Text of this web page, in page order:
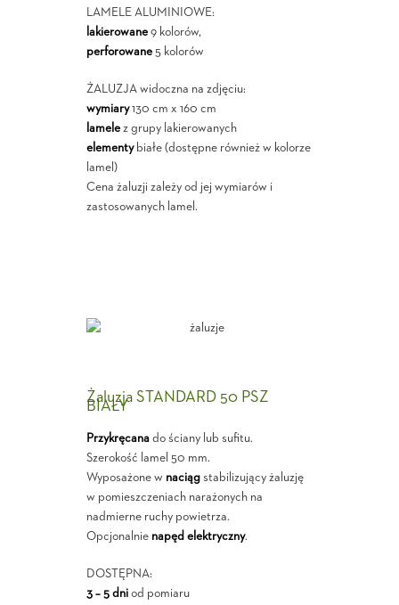
LAMELE ALUMINIOWE:
lakierowane9 kolorów,
perforowane5 kolorów
ŻALUZJA widoczna na zdjęciu:
wymiary130 cm x 160 cm
lamelez grupy lakierowanych
elementybiałe (dostępne również w kolorze
lamel)
Cena żaluzji zależy od jej wymiarów i
zastosowanych lamel.
Żaluzja STANDARD 50 PSZ
BIAŁY
Przykręcanado ściany lub sufitu.
Szerokość lamel 50 mm.
Wyposażone w naciągstabilizujący żaluzję
w pomieszczeniach narażonych na
nadmierne ruchy powietrza.
Opcjonalnie napęd elektryczny.
DOSTĘPNA:
3 – 5 dniod pomiaru